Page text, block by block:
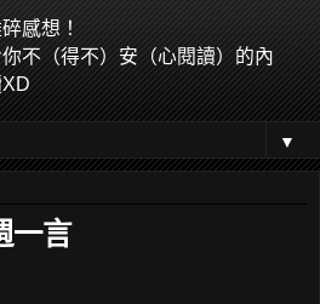
感想！
不（得不）安（心閱讀）的內
▼
一言